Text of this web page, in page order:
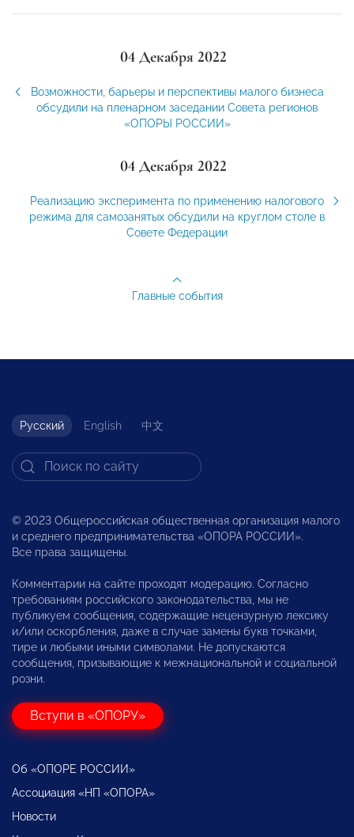
04 Декабря 2022
Возможности, барьеры и перспективы малого бизнеса
обсудили на пленарном заседании Совета регионов
«ОПОРЫ РОССИИ»
04 Декабря 2022
Реализацию эксперимента по применению налогового
режима для самозанятых обсудили на круглом столе в
Совете Федерации
Главные события
Русский English 中文
© 2023 Общероссийская общественная организация малого
и среднего предпринимательства «ОПОРА РОССИИ».
Все права защищены.
Комментарии на сайте проходят модерацию. Согласно
требованиям российского законодательства, мы не
публикуем сообщения, содержащие нецензурную лексику
и/или оскорбления, даже в случае замены букв точками,
тире и любыми иными символами. Не допускаются
сообщения, призывающие к межнациональной и социальной
розни.
Вступи в «ОПОРУ»
Об «ОПОРЕ РОССИИ»
Ассоциация «НП «ОПОРА»
Новости